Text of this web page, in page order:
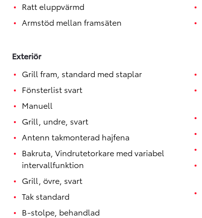
Ratt eluppvärmd
Armstöd mellan framsäten
Exteriör
Grill fram, standard med staplar
Fönsterlist svart
Manuell
Grill, undre, svart
Antenn takmonterad hajfena
Bakruta, Vindrutetorkare med variabel
intervallfunktion
Grill, övre, svart
Tak standard
B-stolpe, behandlad